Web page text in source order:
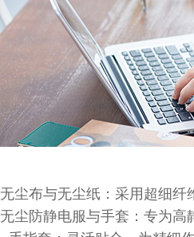
无尘布与无尘纸：采用超细
无尘防静电服与手套：专为